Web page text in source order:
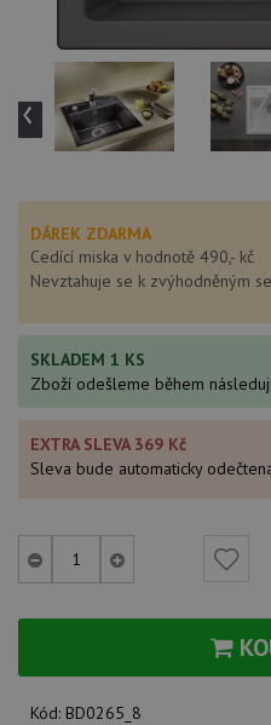
‹
DÁREK ZDARMA
Cedící miska v hodnotě 490,- kč
Nevztahuje se k zvýhodněným
SKLADEM 1 KS
Zboží odešleme během
EXTRA SLEVA 369 Kč
Sleva bude automaticky
Kód: BD0265_8